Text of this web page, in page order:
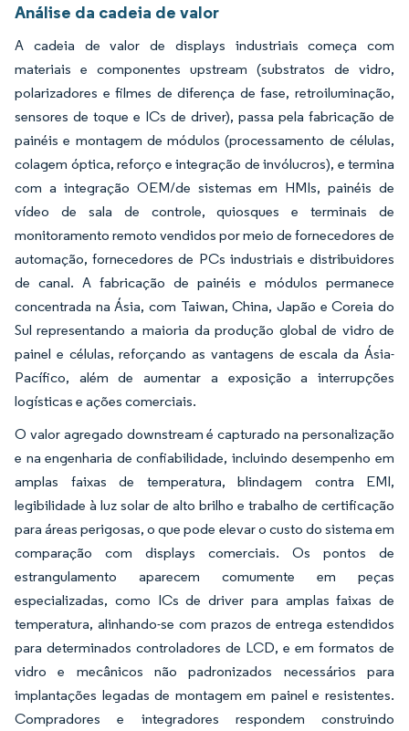
Análise da cadeia de valor
A cadeia de valor de displays industriais começa com
materiais e componentes upstream (substratos de vidro,
polarizadores e filmes de diferença de fase, retroiluminação,
sensores de toque e ICs de driver), passa pela fabricação de
painéis e montagem de módulos (processamento de células,
colagem óptica, reforço e integração de invólucros), e termina
com a integração OEM/de sistemas em HMIs, painéis de
vídeo de sala de controle, quiosques e terminais de
monitoramento remoto vendidos por meio de fornecedores de
automação, fornecedores de PCs industriais e distribuidores
de canal. A fabricação de painéis e módulos permanece
concentrada na Ásia, com Taiwan, China, Japão e Coreia do
Sul representando a maioria da produção global de vidro de
painel e células, reforçando as vantagens de escala da Ásia-
Pacífico, além de aumentar a exposição a interrupções
logísticas e ações comerciais.
O valor agregado downstream é capturado na personalização
e na engenharia de confiabilidade, incluindo desempenho em
amplas faixas de temperatura, blindagem contra EMI,
legibilidade à luz solar de alto brilho e trabalho de certificação
para áreas perigosas, o que pode elevar o custo do sistema em
comparação com displays comerciais. Os pontos de
estrangulamento aparecem comumente em peças
especializadas, como ICs de driver para amplas faixas de
temperatura, alinhando-se com prazos de entrega estendidos
para determinados controladores de LCD, e em formatos de
vidro e mecânicos não padronizados necessários para
implantações legadas de montagem em painel e resistentes.
Compradores e integradores respondem construindo